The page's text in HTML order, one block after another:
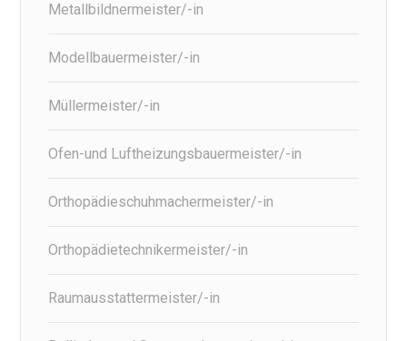
Metallbildnermeister/-in
Modellbauermeister/-in
Müllermeister/-in
Ofen-und Luftheizungsbauermeister/-in
Orthopädieschuhmachermeister/-in
Orthopädietechnikermeister/-in
Raumausstattermeister/-in